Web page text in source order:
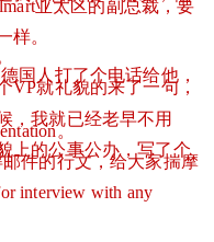
亚太区的副总裁，要
样。
国人打了个电话给他，
VP就礼貌的来了一句，
，我就已经老早不用
。
上的公事公办，写了个
件的行文，给大家揣摩
interview with any